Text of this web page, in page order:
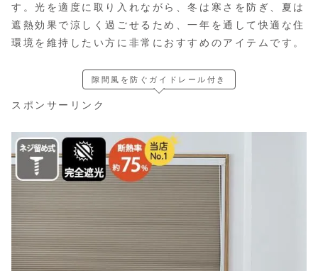
す。光を適度に取り入れながら、冬は寒さを防ぎ、夏は
遮熱効果で涼しく過ごせるため、一年を通して快適な住
環境を維持したい方に非常におすすめのアイテムです。
隙間風を防ぐガイドレール付き
スポンサーリンク